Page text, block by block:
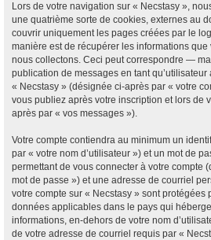
Lors de votre navigation sur « Necstasy »,
une quatrième sorte de cookies, externes au
couvrir uniquement les pages créées par le
manière est de récupérer les informations
nous collectons. Ceci peut correspondre —
publication de messages en tant qu’utilisateur
« Necstasy » (désignée ci-après par « votre
vous publiez après votre inscription et lors de
après par « vos messages »).
Votre compte contiendra au minimum un
par « votre nom d’utilisateur ») et un mot de
permettant de vous connecter à votre compte
mot de passe ») et une adresse de courriel
votre compte sur « Necstasy » sont protégées
données applicables dans le pays qui
informations, en-dehors de votre nom
de votre adresse de courriel requis par «